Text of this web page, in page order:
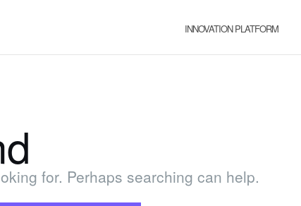
INNOVATION PLATFORM
for. Perhaps searching can help.